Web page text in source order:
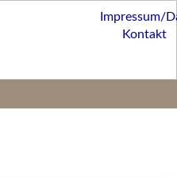
Impressum/
Kontakt